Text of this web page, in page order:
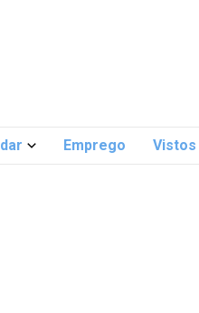
Emprego Vistos